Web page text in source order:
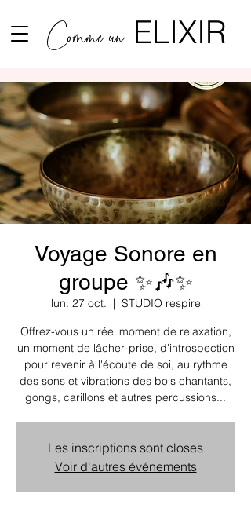
Comme un ELIXIR
Voyage Sonore en
groupe ✨🎶✨
lun. 27 oct.
  |
STUDIO respire
Offrez-vous un réel moment de relaxation,
un moment de lâcher-prise, d'introspection
pour revenir à l'écoute de soi, au rythme
des sons et vibrations des bols chantants,
gongs, carillons et autres percussions...
Les inscriptions sont closes
Voir d'autres événements